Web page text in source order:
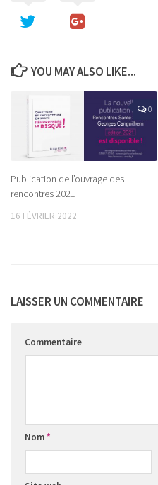
YOU MAY ALSO LIKE...
0
Publication de l’ouvrage des
rencontres 2021
16 FÉVRIER 2022
LAISSER UN COMMENTAIRE
Commentaire
Nom*